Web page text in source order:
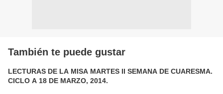
También te puede gustar
LECTURAS DE LA MISA MARTES II SEMANA DE CUARESMA.
CICLO A 18 DE MARZO, 2014.